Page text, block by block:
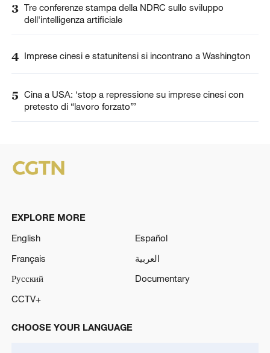
3 Tre conferenze stampa della NDRC sullo sviluppo
dell'intelligenza artificiale
4 Imprese cinesi e statunitensi si incontrano a Washington
5 Cina a USA: ‘stop a repressione su imprese cinesi con
pretesto di “lavoro forzato”’
EXPLORE MORE
English
Español
Français
العربية
Русский
Documentary
CCTV+
CHOOSE YOUR LANGUAGE